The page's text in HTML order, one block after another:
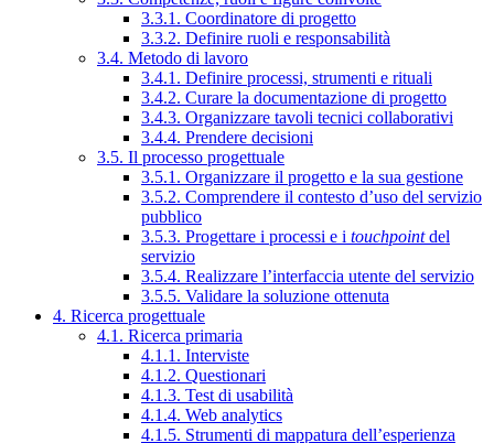
3.3.1. Coordinatore di progetto
3.3.2. Definire ruoli e responsabilità
3.4. Metodo di lavoro
3.4.1. Definire processi, strumenti e rituali
3.4.2. Curare la documentazione di progetto
3.4.3. Organizzare tavoli tecnici collaborativi
3.4.4. Prendere decisioni
3.5. Il processo progettuale
3.5.1. Organizzare il progetto e la sua gestione
3.5.2. Comprendere il contesto d’uso del servizio
pubblico
3.5.3. Progettare i processi e i touchpointdel
servizio
3.5.4. Realizzare l’interfaccia utente del servizio
3.5.5. Validare la soluzione ottenuta
4. Ricerca progettuale
4.1. Ricerca primaria
4.1.1. Interviste
4.1.2. Questionari
4.1.3. Test di usabilità
4.1.4. Web analytics
4.1.5. Strumenti di mappatura dell’esperienza